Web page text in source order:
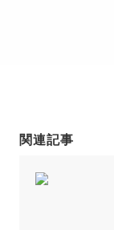
関連記事